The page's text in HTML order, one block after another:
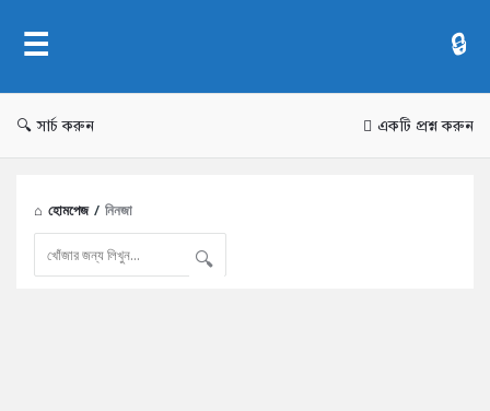
সার্চ করুন একটি প্রশ্ন করুন
হোমপেজ / নিনজা